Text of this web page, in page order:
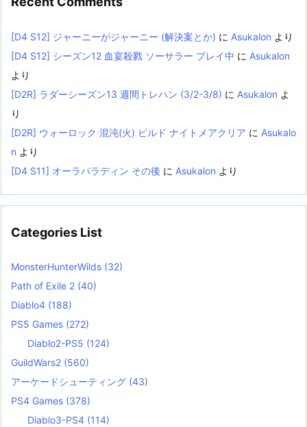
[D4 S12] ジャーニーがジャーニー (解決案とか) に Asukalon より
[D4 S12] シーズン12 血宴殺戮 ソーサラー プレイ中 に Asukalon
より
[D2R] ラダーシーズン13 週間トレハン (3/2-3/8) に Asukalon よ
り
[D2R] ウォーロック 混沌(火) ビルド ナイトメアクリア に Asukalo
n より
[D4 S11] オーラパラディン その後 に Asukalon より
Categories List
MonsterHunterWilds (32)
Path of Exile 2 (40)
Diablo4 (188)
PS5 Games (272)
Diablo2-PS5 (124)
GuildWars2 (560)
アーケードシューティング (43)
PS4 Games (378)
Diablo3-PS4 (114)